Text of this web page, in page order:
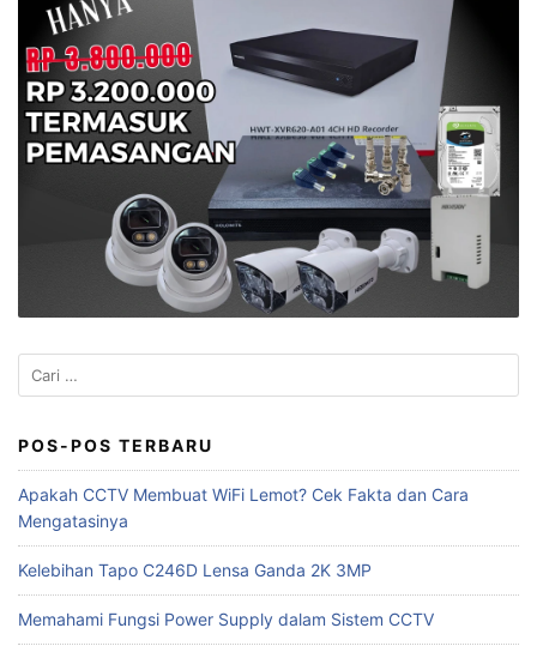
Cari
untuk:
POS-POS TERBARU
Apakah CCTV Membuat WiFi Lemot? Cek Fakta dan Cara
Mengatasinya
Kelebihan Tapo C246D Lensa Ganda 2K 3MP
Memahami Fungsi Power Supply dalam Sistem CCTV